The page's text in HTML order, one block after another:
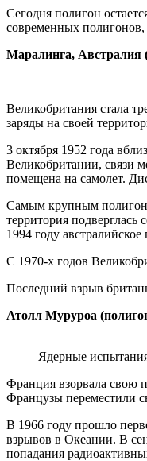
Сегодня полигон
современных полигонов,
Маралинга, Австралия
Великобритания стала
заряды на своей
3 октября 1952 года
Великобритании, связи
помещена на самолет.
Самым крупным
территория
1994 году
С 1970-х годов
Последний взрыв
Атолл Муруроа
Ядерные
Франция взорвала свою
Французы переместили
В 1966 году прошло
взрывов в Океании. В
попадания